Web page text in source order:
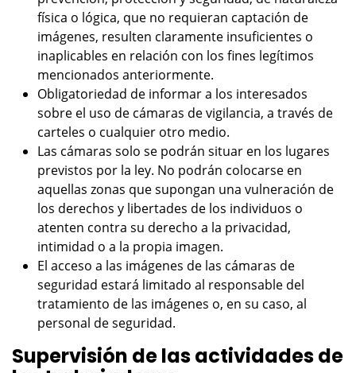
física o lógica, que no requieran captación de
imágenes, resulten claramente insuficientes o
inaplicables en relación con los fines legítimos
mencionados anteriormente.
Obligatoriedad de informar a los interesados
sobre el uso de cámaras de vigilancia, a través de
carteles o cualquier otro medio.
Las cámaras solo se podrán situar en los lugares
previstos por la ley. No podrán colocarse en
aquellas zonas que supongan una vulneración de
los derechos y libertades de los individuos o
atenten contra su derecho a la privacidad,
intimidad o a la propia imagen.
El acceso a las imágenes de las cámaras de
seguridad estará limitado al responsable del
tratamiento de las imágenes o, en su caso, al
personal de seguridad.
Supervisión de las actividades de